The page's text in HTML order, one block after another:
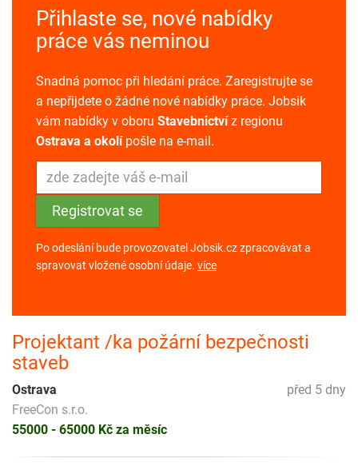
Přihlaste se, nové nabídky
práce vás neminou
Snadná pomoc při hledání práce. Zaregistrujte se
a nepřijdete o žádné nové nabídky práce. Jobsik
vám nabídky v oboru Stavebnictvíz regionu
Ostrava a okolípošle na e-mail.
Po odeslání bude provozovatel Jobsik.cz zpracovávat a
spravovat vložené osobní údaje. více
Projektant /ka požární bezpečnosti
staveb
před 5 dny
Ostrava
FreeCon s.r.o.
55000 - 65000 Kč za měsíc